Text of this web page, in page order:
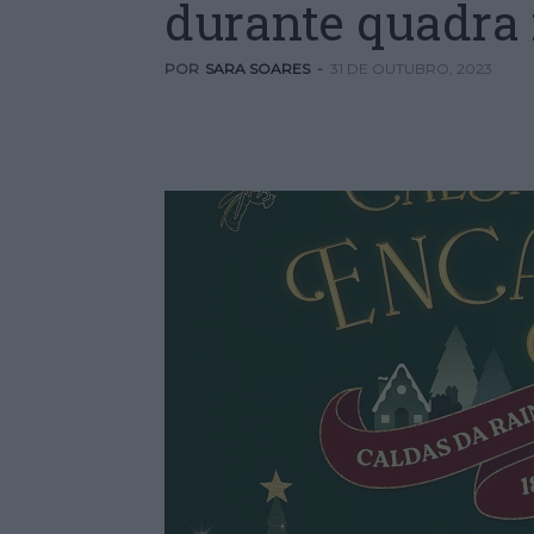
durante
POR SARA SOARES - 31 DE OUTUBRO, 2023